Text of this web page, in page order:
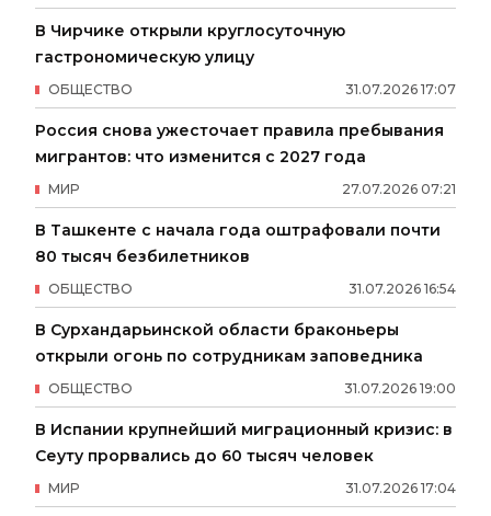
В Чирчике открыли круглосуточную
гастрономическую улицу
31.07.2026 17:07
ОБЩЕСТВО
Россия снова ужесточает правила пребывания
мигрантов: что изменится с 2027 года
27.07.2026 07:21
МИР
В Ташкенте с начала года оштрафовали почти
80 тысяч безбилетников
31.07.2026 16:54
ОБЩЕСТВО
В Сурхандарьинской области браконьеры
открыли огонь по сотрудникам заповедника
31.07.2026 19:00
ОБЩЕСТВО
В Испании крупнейший миграционный кризис: в
Сеуту прорвались до 60 тысяч человек
31.07.2026 17:04
МИР